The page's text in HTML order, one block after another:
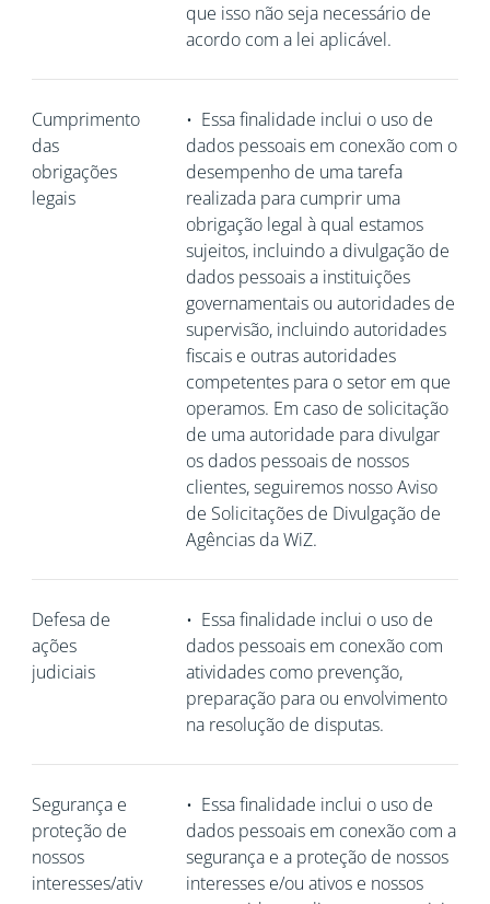
que isso não seja necessário de
acordo com a lei aplicável.
Cumprimento
das
obrigações
legais
• Essa finalidade inclui o uso de
dados pessoais em conexão com o
desempenho de uma tarefa
realizada para cumprir uma
obrigação legal à qual estamos
sujeitos, incluindo a divulgação de
dados pessoais a instituições
governamentais ou autoridades de
supervisão, incluindo autoridades
fiscais e outras autoridades
competentes para o setor em que
operamos. Em caso de solicitação
de uma autoridade para divulgar
os dados pessoais de nossos
clientes, seguiremos nosso Aviso
de Solicitações de Divulgação de
Agências da WiZ.
Defesa de
ações
judiciais
• Essa finalidade inclui o uso de
dados pessoais em conexão com
atividades como prevenção,
preparação para ou envolvimento
na resolução de disputas.
Segurança e
proteção de
nossos
interesses/ativ
• Essa finalidade inclui o uso de
dados pessoais em conexão com a
segurança e a proteção de nossos
interesses e/ou ativos e nossos